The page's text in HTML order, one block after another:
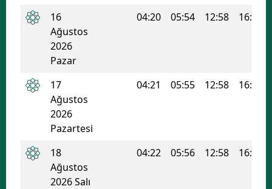
Malatya
16
Ağustos
2026
Pazar
04:20 05:54 12:58 16:46
17
Ağustos
2026
Pazartesi
04:21 05:55 12:58 16:45
18
Ağustos
2026 Salı
04:22 05:56 12:58 16:44